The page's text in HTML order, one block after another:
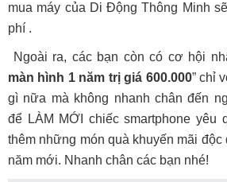
mua máy của Di Động Thông Minh
phí .
Ngoài ra, các bạn còn có cơ hội
màn hình 1 năm trị giá 600.000” chỉ
gì nữa mà không nhanh chân đến
để LÀM MỚI chiếc smartphone yêu
thêm những món quà khuyến mãi độc
năm mới. Nhanh chân các bạn nhé!